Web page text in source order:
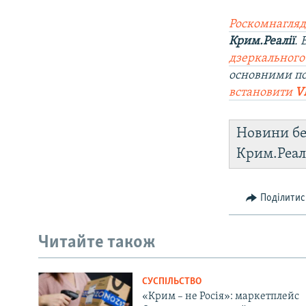
Крим.Реалії.
основними
встановити
Новини
Читайте також
СУСПІЛЬСТВО
«Крим – не Росія»: маркетплейс